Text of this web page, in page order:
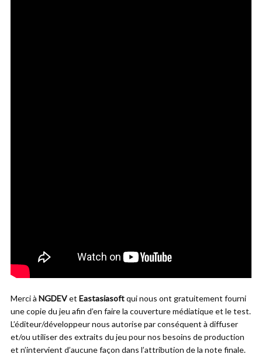
Merci à NGDEVet Eastasiasoftqui nous ont gratuitement fourni
une copie du jeu afin d’en faire la couverture médiatique et le test.
L’éditeur/développeur nous autorise par conséquent à diffuser
et/ou utiliser des extraits du jeu pour nos besoins de production
et n’intervient d’aucune façon dans l’attribution de la note finale.